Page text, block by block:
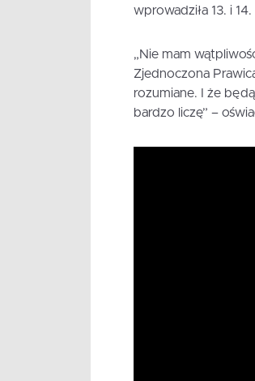
wprowadziła 13. i
„Nie mam
Zjednoczona
rozumiane. I że
bardzo liczę” –